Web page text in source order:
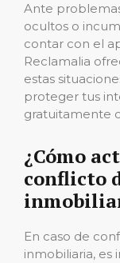
Ante
ocultos o
contar con el
Reclamalia
estas
proteger tus
gratuitamente
¿Cómo
conflicto
En caso de
inmobiliaria, es